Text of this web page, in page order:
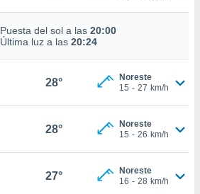
Puesta del sol a las 20:00
Última luz a las 20:24
28°
Noreste
15 - 27 km/h
28°
Noreste
15 - 26 km/h
27°
Noreste
16 - 28 km/h